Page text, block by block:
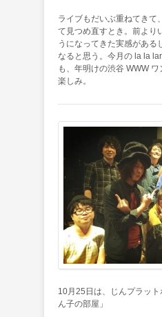
ライブもだいぶ重ねてきて
て見つめ直すとき。前より
うになってきた実感がある
なると思う。今月の la la
も、年明けの渋谷 WWW
楽しみ。
10月25日は、じんプラッ
ん子の部屋」